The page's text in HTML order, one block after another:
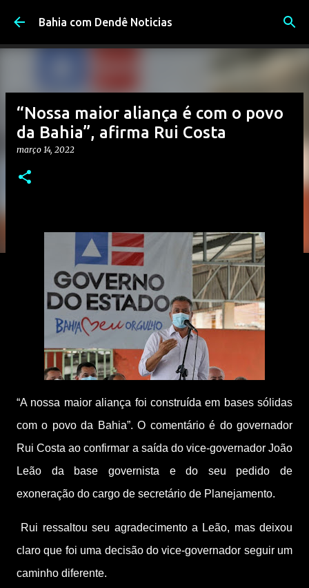
Pular para o conteúdo principal
Bahia com Dendê Noticias
“Nossa maior aliança é com o povo
da Bahia”, afirma Rui Costa
março 14, 2022
“A nossa maior aliança foi construída em bases sólidas
com o povo da Bahia”. O comentário é do governador
Rui Costa ao confirmar a saída do vice-governador João
Leão da base governista e do seu pedido de
exoneração do cargo de secretário de Planejamento.
Rui ressaltou seu agradecimento a Leão, mas deixou
claro que foi uma decisão do vice-governador seguir um
caminho diferente.